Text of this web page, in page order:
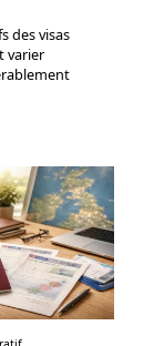
des visas
varier